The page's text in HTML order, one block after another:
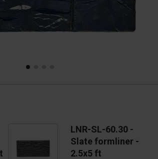
LNR-SL-60.30 -
Slate formliner -
2.5x5 ft